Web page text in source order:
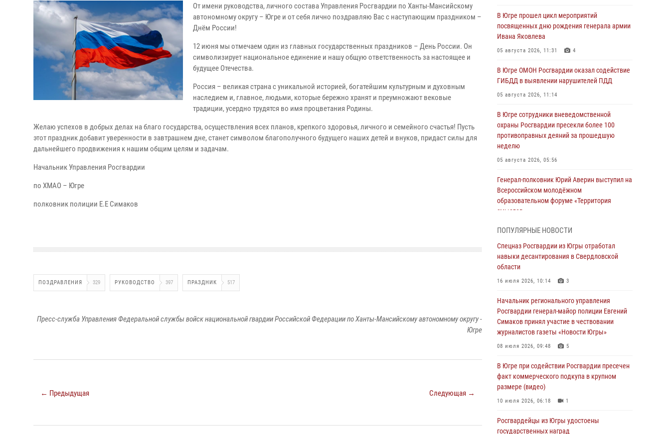
От имени руководства, личного состава Управления Росгвардии по Ханты-Мансийскому
автономному округу – Югре и от себя лично поздравляю Вас с наступающим праздником –
Днём России!
12 июня мы отмечаем один из главных государственных праздников – День России. Он
символизирует национальное единение и нашу общую ответственность за настоящее и
будущее Отечества.
Россия – великая страна с уникальной историей, богатейшим культурным и духовным
наследием и, главное, людьми, которые бережно хранят и преумножают вековые
традиции, усердно трудятся во имя процветания Родины.
Желаю успехов в добрых делах на благо государства,осуществления всех планов, крепкого здоровья, личного и семейного счастья! Пусть
этот праздникдобавит уверенности в завтрашнем дне, станет символом благополучного будущего наших детей и внуков, придаст силы для
дальнейшего продвижения к нашим общим целям и задачам.
Начальник Управления Росгвардии
по ХМАО – Югре
полковник полиции Е.Е Симаков
ПОЗДРАВЛЕНИЯ 329 РУКОВОДСТВО 397 ПРАЗДНИК 517
Пресс-служба Управления Федеральной службы войск национальной гвардии Российской Федерации по Ханты-Мансийскому автономному округу -
Югре
← Предыдущая Следующая →
В Югре прошел цикл мероприятий
посвященных дню рождения генерала армии
Ивана Яковлева
05 августа 2026, 11:31 4
В Югре ОМОН Росгвардии оказал содействие
ГИБДД в выявлении нарушителей ПДД
05 августа 2026, 11:14
В Югре сотрудники вневедомственной
охраны Росгвардии пресекли более 100
противоправных деяний за прошедшую
неделю
05 августа 2026, 05:56
Генерал-полковник Юрий Аверин выступил на
Всероссийском молодёжном
образовательном форуме «Территория
смыслов»
Ключевые события Росгвардии: итоги
недели с 27 июля по 2 августа (видео)
04 августа 2026, 09:54
от нападения дикой лисы в Алтайском крае
04 августа 2026, 06:17 1
Росгвардия обеспечила безопасность
открытия Всероссийских соревнований
ВДВ в столице Югры
03 августа 2026, 09:21 1
Росгвардия противодействует БПЛА ВСУ на
03 августа 2026, 05:29 2
ПОПУЛЯРНЫЕ НОВОСТИ
Спецназ Росгвардии из Югры отработал
навыки десантирования в Свердловской
области
16 июля 2026, 10:14 3
Начальник регионального управления
Росгвардии генерал-майор полиции Евгений
Симаков принял участие в чествовании
журналистов газеты «Новости Югры»
08 июля 2026, 09:48 5
В Югре при содействии Росгвардии пресечен
факт коммерческого подкупа в крупном
размере (видео)
10 июля 2026, 06:18 1
Росгвардейцы из Югры удостоены
государственных наград